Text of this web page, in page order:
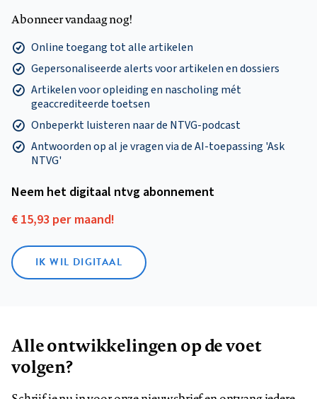
Abonneer vandaag nog!
Online toegang tot alle artikelen
Gepersonaliseerde alerts voor artikelen en dossiers
Artikelen voor opleiding en nascholing mét
geaccrediteerde toetsen
Onbeperkt luisteren naar de NTVG-podcast
Antwoorden op al je vragen via de AI-toepassing 'Ask
NTVG'
Neem het digitaal ntvg abonnement
€ 15,93 per maand!
IK WIL DIGITAAL
Alle ontwikkelingen op de voet
volgen?